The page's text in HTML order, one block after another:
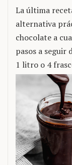
La última
alternativa
chocolate a
pasos a seguir
1 litro o 4